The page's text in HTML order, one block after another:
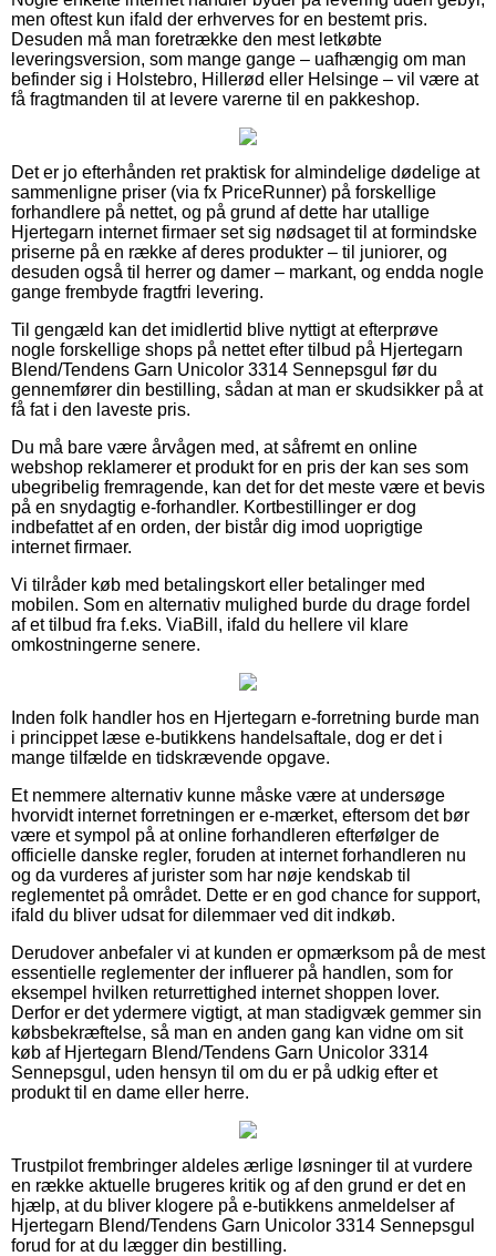
men oftest kun ifald der erhverves for en bestemt pris.
Desuden må man foretrække den mest letkøbte
leveringsversion, som mange gange – uafhængig om man
befinder sig i Holstebro, Hillerød eller Helsinge – vil være at
få fragtmanden til at levere varerne til en pakkeshop.
Det er jo efterhånden ret praktisk for almindelige dødelige at
sammenligne priser (via fx PriceRunner) på forskellige
forhandlere på nettet, og på grund af dette har utallige
Hjertegarn internet firmaer set sig nødsaget til at formindske
priserne på en række af deres produkter – til juniorer, og
desuden også til herrer og damer – markant, og endda nogle
gange frembyde fragtfri levering.
Til gengæld kan det imidlertid blive nyttigt at efterprøve
nogle forskellige shops på nettet efter tilbud på Hjertegarn
Blend/Tendens Garn Unicolor 3314 Sennepsgul før du
gennemfører din bestilling, sådan at man er skudsikker på at
få fat i den laveste pris.
Du må bare være årvågen med, at såfremt en online
webshop reklamerer et produkt for en pris der kan ses som
ubegribelig fremragende, kan det for det meste være et bevis
på en snydagtig e-forhandler. Kortbestillinger er dog
indbefattet af en orden, der bistår dig imod uoprigtige
internet firmaer.
Vi tilråder køb med betalingskort eller betalinger med
mobilen. Som en alternativ mulighed burde du drage fordel
af et tilbud fra f.eks. ViaBill, ifald du hellere vil klare
omkostningerne senere.
Inden folk handler hos en Hjertegarn e-forretning burde man
i princippet læse e-butikkens handelsaftale, dog er det i
mange tilfælde en tidskrævende opgave.
Et nemmere alternativ kunne måske være at undersøge
hvorvidt internet forretningen er e-mærket, eftersom det bør
være et sympol på at online forhandleren efterfølger de
officielle danske regler, foruden at internet forhandleren nu
og da vurderes af jurister som har nøje kendskab til
reglementet på området. Dette er en god chance for support,
ifald du bliver udsat for dilemmaer ved dit indkøb.
Derudover anbefaler vi at kunden er opmærksom på de mest
essentielle reglementer der influerer på handlen, som for
eksempel hvilken returrettighed internet shoppen lover.
Derfor er det ydermere vigtigt, at man stadigvæk gemmer sin
købsbekræftelse, så man en anden gang kan vidne om sit
køb af Hjertegarn Blend/Tendens Garn Unicolor 3314
Sennepsgul, uden hensyn til om du er på udkig efter et
produkt til en dame eller herre.
Trustpilot frembringer aldeles ærlige løsninger til at vurdere
en række aktuelle brugeres kritik og af den grund er det en
hjælp, at du bliver klogere på e-butikkens anmeldelser af
Hjertegarn Blend/Tendens Garn Unicolor 3314 Sennepsgul
forud for at du lægger din bestilling.